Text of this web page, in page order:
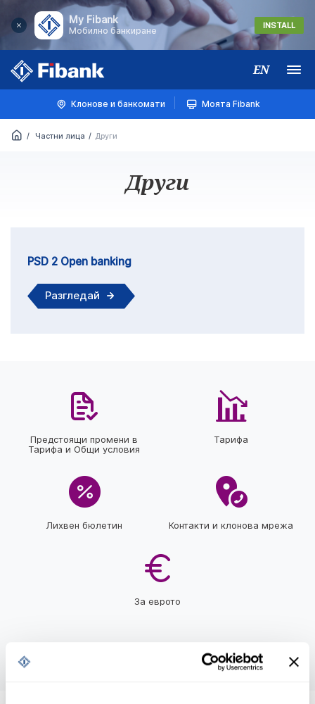
My Fibank
Мобилно банкиране
INSTALL
EN Меню
Клонове и банкомати Моята Fibank
Частни лица Други
Други
PSD 2 Open banking
Разгледай
Предстоящи промени в
Тарифа и Общи условия
Тарифа
Лихвен бюлетин Контакти и клонова мрежа
За еврото